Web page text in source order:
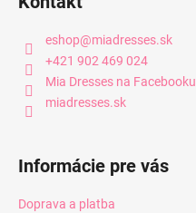
eshop@miadresses.sk
+421 902 469 024
Mia Dresses na Facebooku
miadresses.sk
Informácie pre vás
Doprava a platba